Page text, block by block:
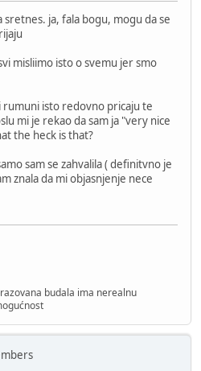
sretnes. ja, fala bogu, mogu da se
misliimo isto o svemu jer smo
isto redovno pricaju te
mi je rekao da sam ja "very nice
the heck is that?
sam se zahvalila ( definitvno je
znala da mi objasnjenje nece
budala ima nerealnu